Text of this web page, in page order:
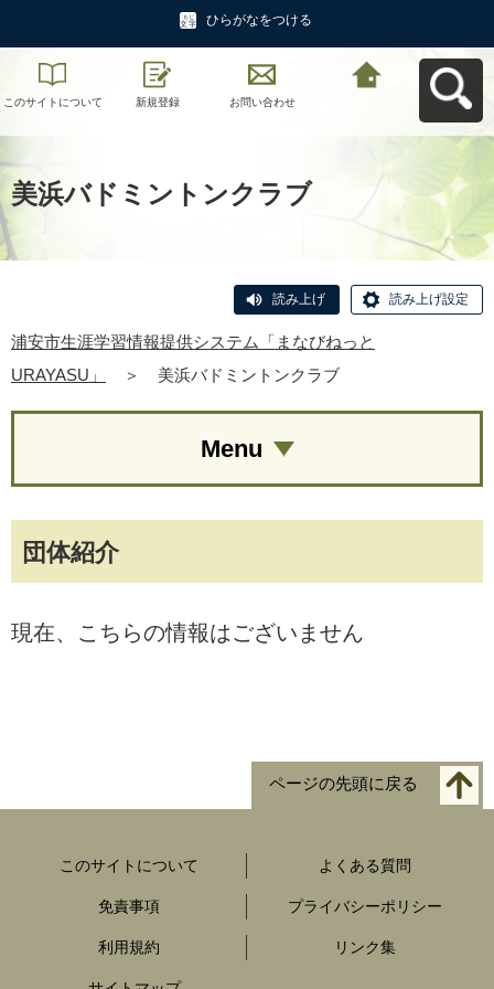
ひらがなをつける
このサイトについて 新規登録 お問い合わせ
美浜バドミントンクラブ
読み上げ 読み上げ設定
浦安市生涯学習情報提供システム「まなびねっと
URAYASU」
＞ 美浜バドミントンクラブ
団体紹介
現在、こちらの情報はございません
Menu
ページの先頭に戻る
このサイトについて よくある質問
免責事項 プライバシーポリシー
利用規約 リンク集